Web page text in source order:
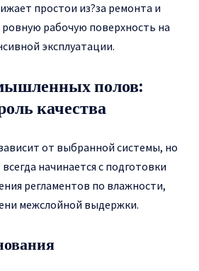
простои из?за ремонта и
рабочую поверхность на
эксплуатации.
полов:
качества
от выбранной системы, но
начинается с подготовки
регламентов по влажности,
межслойной выдержки.